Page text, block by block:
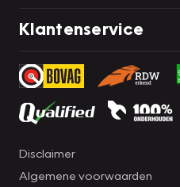
Klantenservice
Disclaimer
Algemene voorwaarden